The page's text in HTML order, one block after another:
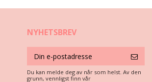
hvis du ønsker å nyte bikinien din lengre
NYHETSBREV
Du kan melde deg av når som helst. Av den
grunn, vennligst finn vår